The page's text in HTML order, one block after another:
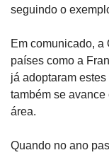
seguindo o
Em comunicado, a
países como a
já adoptaram
também se avance
área.
Quando no ano